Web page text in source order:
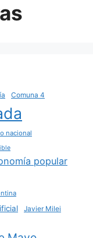
Comuna 4
nacional
popular
Javier Milei